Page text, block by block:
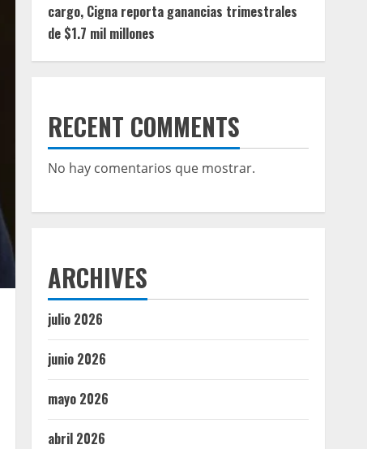
cargo, Cigna reporta ganancias trimestrales
de $1.7 mil millones
RECENT COMMENTS
No hay comentarios que mostrar.
ARCHIVES
julio 2026
junio 2026
mayo 2026
abril 2026